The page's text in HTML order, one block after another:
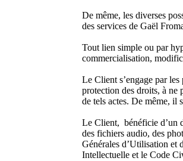
De même, les diverses
des services de Gaël
Tout lien simple ou par
commercialisation,
Le Client s’engage par
protection des droits, à ne
de tels actes. De même, il
Le Client, bénéficie d’un
des fichiers audio, des
Générales d’Utilisation et
Intellectuelle et le Code